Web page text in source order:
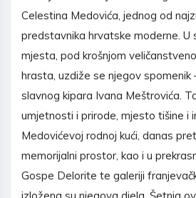
Celestina Medovića, jednog od
predstavnika hrvatske moderne. U
mjesta, pod krošnjom
hrasta, uzdiže se njegov spomenik
slavnog kipara Ivana Meštrovića.
umjetnosti i prirode, mjesto tišine i
Medovićevoj rodnoj kući, danas
memorijalni prostor, kao i u
Gospe Delorite te galeriji